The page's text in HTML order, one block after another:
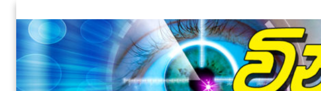
to
content
vinivida.lk